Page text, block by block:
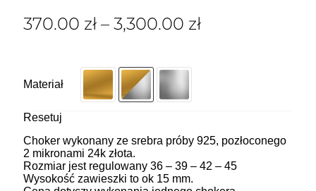
370.00 zł – 3,300.00 zł
Materiał
Resetuj
Choker wykonany ze srebra próby 925, pozłoconego
2 mikronami 24k złota.
Rozmiar jest regulowany 36 – 39 – 42 – 45
Wysokość zawieszki to ok 15 mm.